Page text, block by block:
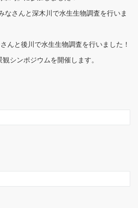
なさんと深木川で水生生物調査を行いま
んと後川で水生生物調査を行いました！
シンポジウムを開催します。